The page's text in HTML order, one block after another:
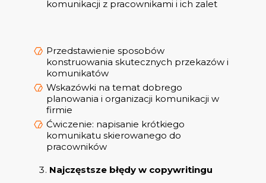
komunikacji z pracownikami i ich zalet
Przedstawienie sposobów
konstruowania skutecznych przekazów i
komunikatów
Wskazówki na temat dobrego
planowania i organizacji komunikacji w
firmie
Ćwiczenie: napisanie krótkiego
komunikatu skierowanego do
pracowników
Najczęstsze błędy w copywritingu